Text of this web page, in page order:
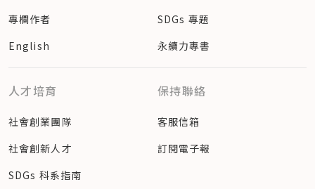
專欄作者
English
SDGs 專題
永續力專書
人才培育
社會創業團隊
社會創新人才
SDGs 科系指南
保持聯絡
客服信箱
訂閱電子報